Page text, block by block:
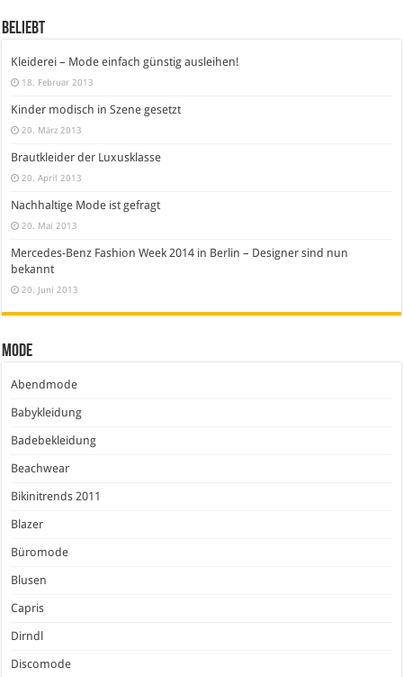
Beliebt
Kleiderei – Mode einfach günstig ausleihen!
18. Februar 2013
Kinder modisch in Szene gesetzt
20. März 2013
Brautkleider der Luxusklasse
20. April 2013
Nachhaltige Mode ist gefragt
20. Mai 2013
Mercedes-Benz Fashion Week 2014 in Berlin – Designer sind nun
bekannt
20. Juni 2013
Mode
Abendmode
Babykleidung
Badebekleidung
Beachwear
Bikinitrends 2011
Blazer
Büromode
Blusen
Capris
Dirndl
Discomode